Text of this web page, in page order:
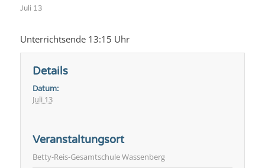
Juli 13
Unterrichtsende 13:15 Uhr
Details
Datum:
Juli 13
Veranstaltungsort
Betty-Reis-Gesamtschule Wassenberg